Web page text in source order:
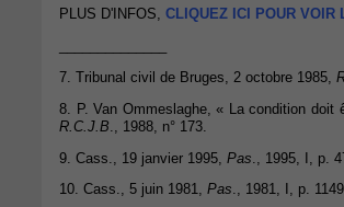
PLUS D'INFOS, CLIQUEZ ICI POUR VOIR
7. Tribunal civil de Bruges, 2 octobre 1985,
8. P. Van Ommeslaghe, « La condition doit
R.C.J.B ., 1988, n° 173.
9. Cass., 19 janvier 1995, Pas ., 1995, I, p.
10. Cass., 5 juin 1981, Pas., 1981, I, p.